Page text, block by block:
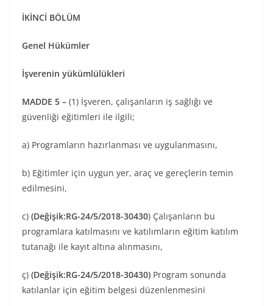
İKİNCİ BÖLÜM
Genel Hükümler
İşverenin yükümlülükleri
MADDE 5 – (1) İşveren, çalışanların iş sağlığı ve
güvenliği eğitimleri ile ilgili;
a) Programların hazırlanması ve uygulanmasını,
b) Eğitimler için uygun yer, araç ve gereçlerin temin
edilmesini,
c) (Değişik:RG-24/5/2018-30430) Çalışanların bu
programlara katılmasını ve katılımların eğitim katılım
tutanağı ile kayıt altına alınmasını,
ç) (Değişik:RG-24/5/2018-30430) Program sonunda
katılanlar için eğitim belgesi düzenlenmesini